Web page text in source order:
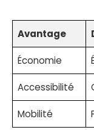
Avantage
Économie
Accessibilité
Mobilité